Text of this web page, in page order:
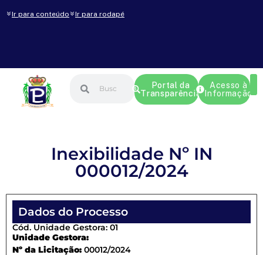
Ir para conteúdo Ir para rodapé
Portal da
Transparência
Acesso à
Informação
Inexibilidade Nº IN
000012/2024
Dados do Processo
Cód. Unidade Gestora: 01
Unidade Gestora:
Nº da Licitação: 00012/2024